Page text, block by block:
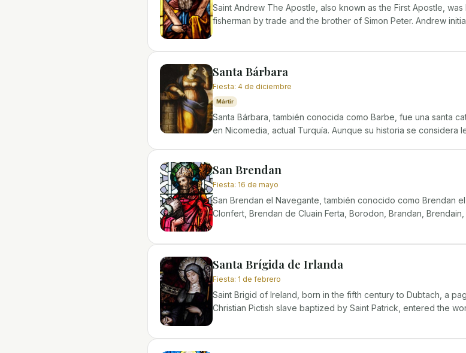
Saint Andrew The Apostle, also known as the First Apostle,
fisherman by trade and the brother of Simon Peter. Andrew
Santa Bárbara
Fiesta: 4 de diciembre
Mártir
Santa Bárbara, también conocida como Barbe, fue una santa
en Nicomedia, actual Turquía. Aunque su historia se considera
San Brendan
Fiesta: 16 de mayo
San Brendan el Navegante, también conocido como Brendan
Clonfert, Brendan de Cluain Ferta, Borodon, Brandan,
Santa Brígida de Irlanda
Fiesta: 1 de febrero
Saint Brigid of Ireland, born in the fifth century to Dubtach, a
Christian Pictish slave baptized by Saint Patrick, entered the